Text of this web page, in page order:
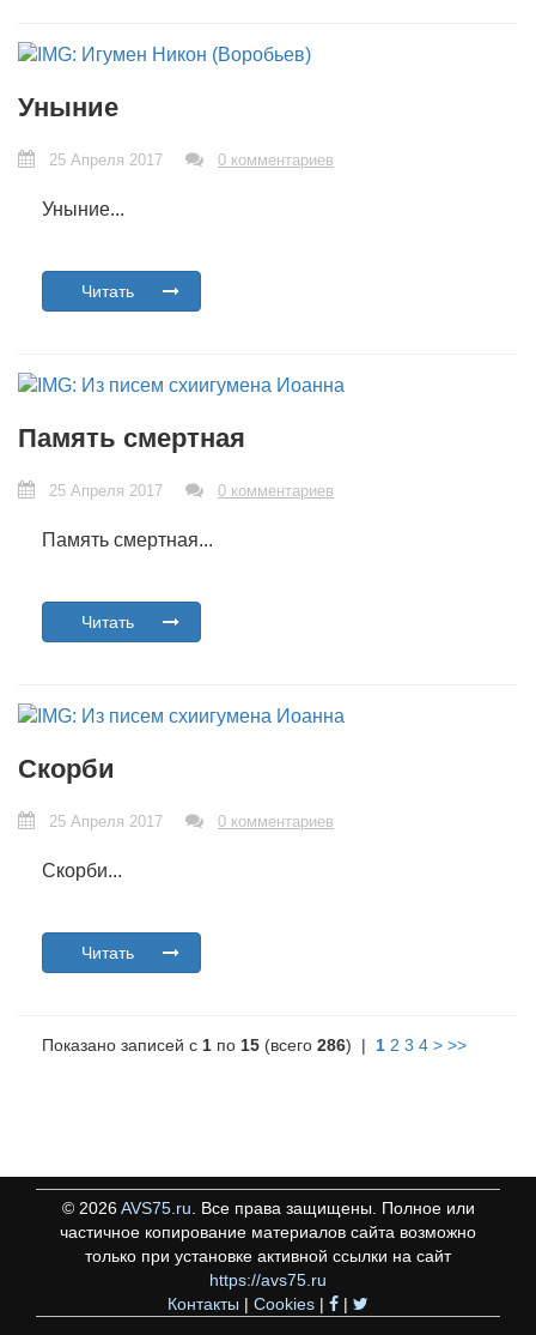
Уныние
25 Апреля 2017 0 комментариев
Уныние...
Читать
Память смертная
25 Апреля 2017 0 комментариев
Память смертная...
Читать
Скорби
25 Апреля 2017 0 комментариев
Скорби...
Читать
Показано записей с 1 по 15 (всего 286) | 1 2 3 4 > >>
© 2026 AVS75.ru . Все права защищены. Полное или
частичное копирование материалов сайта возможно
только при установке активной ссылки на сайт
https://avs75.ru
Контакты | Cookies | |